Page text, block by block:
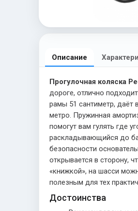
Описание
Прогулочная коляска
дороге, отлично
рамы 51 сантиметр, даёт
метро. Пружинная
помогут вам гулять где
раскладывающийся до
безопасности
открывается в сторону,
«книжкой», на шасси
полезным для тех
Достоинства